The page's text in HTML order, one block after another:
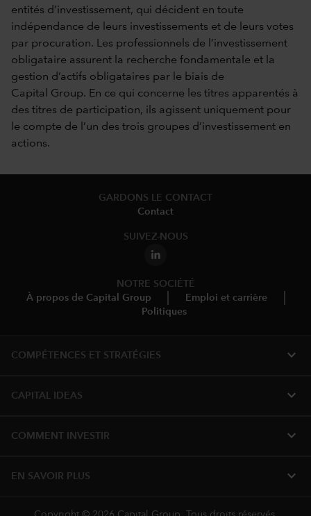
entités d’investissement, qui décident en toute
indépendance de leurs investissements et de leurs votes
par procuration. Les professionnels de l’investissement
obligataire assurent la recherche fondamentale et la
gestion d’actifs obligataires par le biais de
Capital Group. En ce qui concerne les titres apparentés à
des titres de participation, ils agissent uniquement pour
le compte de l’un des trois groupes d’investissement en
actions.
GARDONS LE CONTACT
Contact
SUIVEZ-NOUS
NOTRE SOCIÉTÉ
À propos de Capital Group
Emploi et carrière
Politiques
COMPÉTENCES ET STRATÉGIES expand_more
CAPITAL IDEAS expand_more
COMMENT INVESTIR expand_more
EN SAVOIR PLUS expand_more